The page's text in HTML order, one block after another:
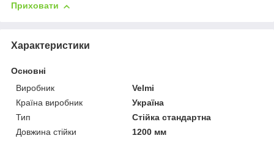
Приховати
Характеристики
Основні
Виробник
Velmi
Країна виробник
Україна
Тип
Стійка стандартна
Довжина стійки
1200 мм